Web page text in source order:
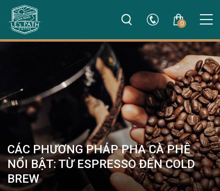
0
CÁC PHƯƠNG PHÁP PHA CÀ PHÊ
NỔI BẬT: TỪ ESPRESSO ĐẾN COLD
BREW